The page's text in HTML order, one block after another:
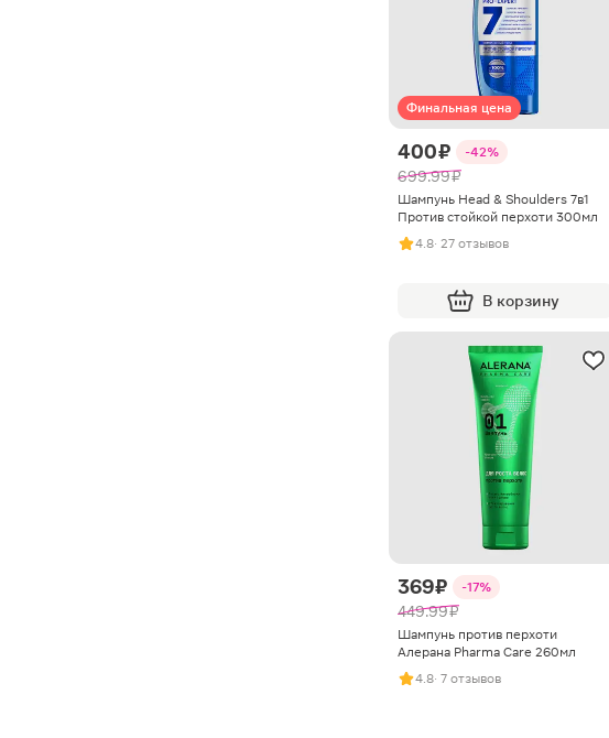
Финальная цена
400 ₽ -42%
699.99 ₽
Шампунь Head & Shoulders 7в1
Против стойкой перхоти 300мл
4.8· 27 отзывов
В корзину
369 ₽ -17%
449.99 ₽
Шампунь против перхоти
Алерана Pharma Care 260мл
4.8· 7 отзывов